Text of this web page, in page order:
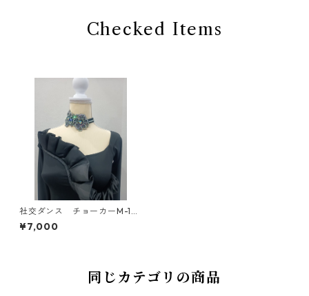
Checked Items
社交ダンス チョーカーM-1
ダンスアクセサリー ベリー
ダンス ブライダルアクセサ
¥7,000
同じカテゴリの商品